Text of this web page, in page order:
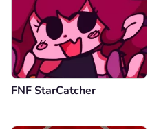
FNF StarCatcher